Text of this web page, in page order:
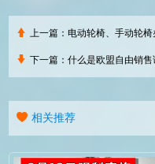
上一篇：电动轮椅、手动轮
下一篇：什么是欧盟自由销
相关推荐